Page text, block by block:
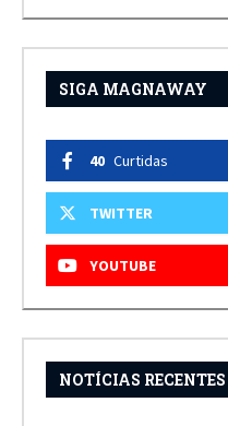
SIGA MAGNAWAY
40 Curtidas
TWITTER
YOUTUBE
NOTÍCIAS